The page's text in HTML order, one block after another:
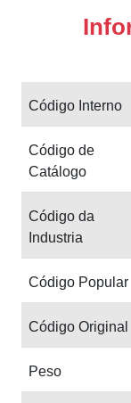
Código Interno
Código de
Catálogo
Código da
Industria
Código Popular
Código Original
Peso